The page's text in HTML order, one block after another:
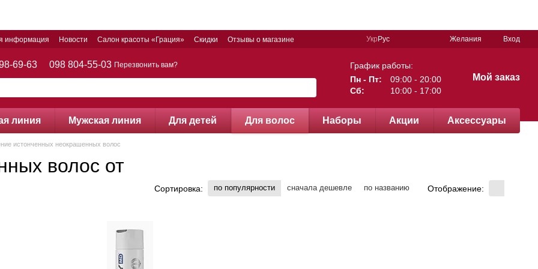
информация Новости Салон красоты «Грация» Скидки Отзывы о магазине Укр Рус Желания Вход
69-63 098 804-55-03 Перезвонить вам?
График работы:
Пн - Пт:
09:00 - 20:00
Сб:
10:00 - 17:00
Мой заказ
линия Мужская линия Для детей Для волос Наборы Акции Аксессуары
истонченных неокрашенных волос
волос от
Сортировка: по популярности сначала дешевле по названию Отображение: